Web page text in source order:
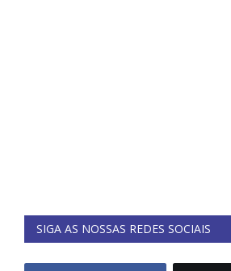
SIGA AS NOSSAS REDES SOCIAIS